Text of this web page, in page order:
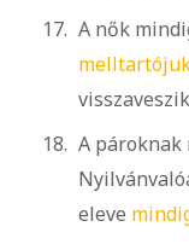
A nők
A pároknak
eleve